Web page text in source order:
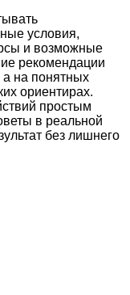
условия,
и возможные
рекомендации
а на понятных
ориентирах.
простым
в реальной
без лишнего